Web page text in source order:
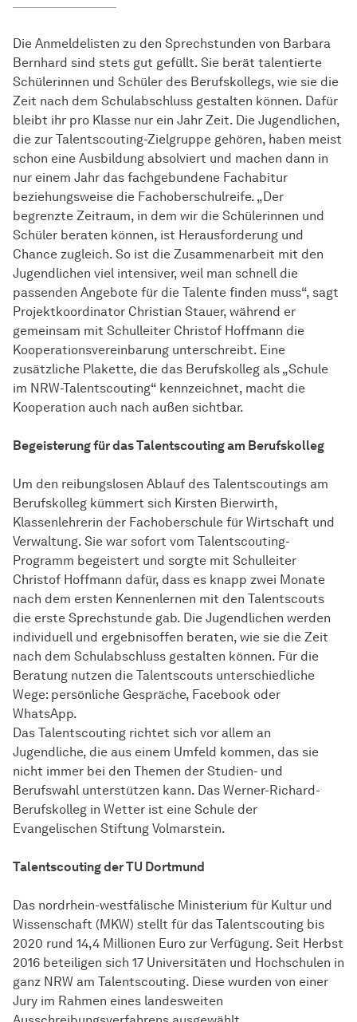
Die Anmeldelisten zu den Sprechstunden von Barbara
Bernhard sind stets gut gefüllt. Sie berät talentierte
Schülerinnen und Schüler des Berufskollegs, wie sie die
Zeit nach dem Schulabschluss gestalten können. Dafür
bleibt ihr pro Klasse nur ein Jahr Zeit. Die Jugendlichen,
die zur Talentscouting-Zielgruppe gehören, haben meist
schon eine Ausbildung absolviert und machen dann in
nur einem Jahr das fachgebundene Fachabitur
beziehungsweise die Fachoberschulreife. „Der
begrenzte Zeitraum, in dem wir die Schülerinnen und
Schüler beraten können, ist Herausforderung und
Chance zugleich. So ist die Zusammenarbeit mit den
Jugendlichen viel intensiver, weil man schnell die
passenden Angebote für die Talente finden muss“, sagt
Projektkoordinator Christian Stauer, während er
gemeinsam mit Schulleiter Christof Hoffmann die
Kooperationsvereinbarung unterschreibt. Eine
zusätzliche Plakette, die das Berufskolleg als „Schule
im NRW-Talentscouting“ kennzeichnet, macht die
Kooperation auch nach außen sichtbar.
Begeisterung für das Talentscouting am Berufskolleg
Um den reibungslosen Ablauf des Talentscoutings am
Berufskolleg kümmert sich Kirsten Bierwirth,
Klassenlehrerin der Fachoberschule für Wirtschaft und
Verwaltung. Sie war sofort vom Talentscouting-
Programm begeistert und sorgte mit Schulleiter
Christof Hoffmann dafür, dass es knapp zwei Monate
nach dem ersten Kennenlernen mit den Talentscouts
die erste Sprechstunde gab. Die Jugendlichen werden
individuell und ergebnisoffen beraten, wie sie die Zeit
nach dem Schulabschluss gestalten können. Für die
Beratung nutzen die Talentscouts unterschiedliche
Wege: persönliche Gespräche, Facebook oder
WhatsApp.
Das Talentscouting richtet sich vor allem an
Jugendliche, die aus einem Umfeld kommen, das sie
nicht immer bei den Themen der Studien- und
Berufswahl unterstützen kann. Das Werner-Richard-
Berufskolleg in Wetter ist eine Schule der
Evangelischen Stiftung Volmarstein.
Talentscouting der TU Dortmund
Das nordrhein-westfälische Ministerium für Kultur und
Wissenschaft (MKW) stellt für das Talentscouting bis
2020 rund 14,4 Millionen Euro zur Verfügung. Seit Herbst
2016 beteiligen sich 17 Universitäten und Hochschulen in
ganz NRW am Talentscouting. Diese wurden von einer
Jury im Rahmen eines landesweiten